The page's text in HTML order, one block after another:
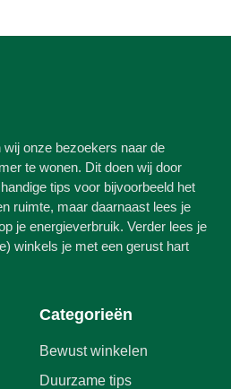
onze bezoekers naar de
te wonen. Dit doen wij door
tips voor bijvoorbeeld het
ruimte, maar daarnaast lees je
je energieverbruik. Verder lees je
winkels je met een gerust hart
Categorieën
Bewust winkelen
Duurzame tips